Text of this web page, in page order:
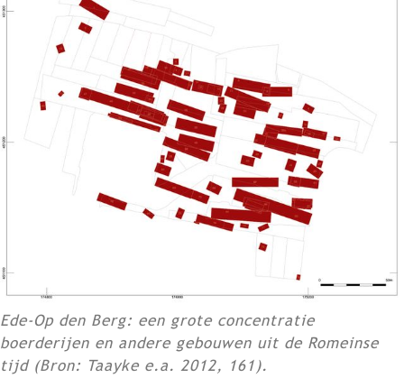
Ede-Op den Berg: een grote concentratie
boerderijen en andere gebouwen uit de Romeinse
tijd (Bron: Taayke e.a. 2012, 161).